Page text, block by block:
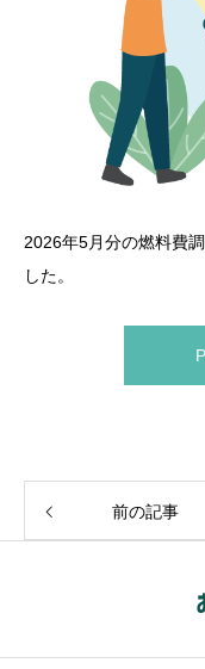
2026年5月分の燃料費
した。
前の記事